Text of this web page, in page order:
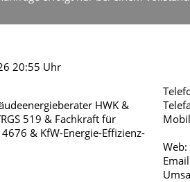
20:55 Uhr
HWK &
519 & Fachkraft für
& KfW-Energie-Effizienz-